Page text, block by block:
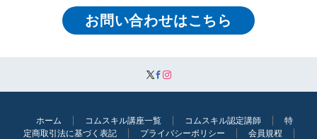
お問い合わせはこちら
ホーム コムスキル講座一覧 コムスキル認定講師
特
定商取引法に基づく表記
プライバシーポリシー 会員規程